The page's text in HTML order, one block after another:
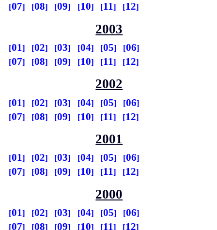
07
08 09 10 11 12
2003
01 02 03 04 05
06
07
08 09 10 11 12
2002
01 02 03 04 05
06
07
08 09 10 11 12
2001
01 02 03 04 05
06
07
08 09 10 11 12
2000
01 02 03 04 05
06
07
08 09 10 11 12